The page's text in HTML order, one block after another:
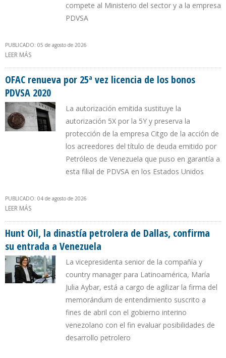
compete al Ministerio del sector y a la empresa
PDVSA
PUBLICADO: 05 de agosto de 2026
LEER MÁS
CPP”
OFAC renueva por 25ª vez licencia de los bonos
PDVSA 2020
La autorización emitida sustituye la
autorización 5X por la 5Y y preserva la
protección de la empresa Citgo de la acción de
los acreedores del título de deuda emitido por
Petróleos de Venezuela que puso en garantía a
esta filial de PDVSA en los Estados Unidos
PUBLICADO: 04 de agosto de 2026
LEER MÁS
Hunt Oil, la dinastía petrolera de Dallas, confirma
su entrada a Venezuela
La vicepresidenta senior de la compañía y
country manager para Latinoamérica, María
Julia Aybar, está a cargo de agilizar la firma del
memorándum de entendimiento suscrito a
fines de abril con el gobierno interino
venezolano con el fin evaluar posibilidades de
desarrollo petrolero